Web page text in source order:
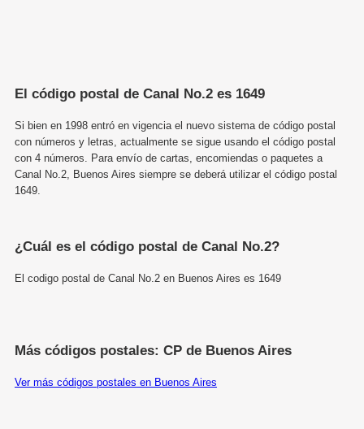
El código postal de Canal No.2 es 1649
Si bien en 1998 entró en vigencia el nuevo sistema de código postal
con números y letras, actualmente se sigue usando el código postal
con 4 números. Para envío de cartas, encomiendas o paquetes a
Canal No.2, Buenos Aires siempre se deberá utilizar el código postal
1649.
¿Cuál es el código postal de Canal No.2?
El codigo postal de Canal No.2 en Buenos Aires es 1649
Más códigos postales: CP de Buenos Aires
Ver más códigos postales en Buenos Aires